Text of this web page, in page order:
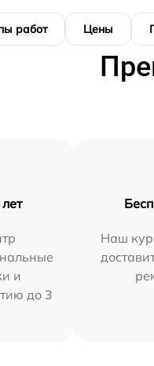
работ Цены
и
до 3
Наш